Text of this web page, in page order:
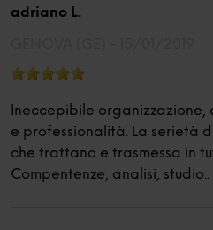
adriano L.
Ineccepibile organizzazione,
e professionalità. La serietà
che trattano e trasmessa in
Compentenze, analisi, studio..